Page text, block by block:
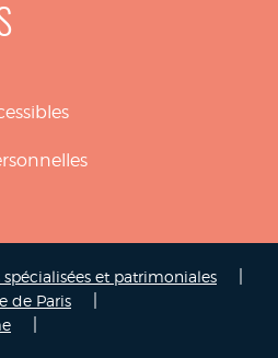
et patrimoniales
de Paris